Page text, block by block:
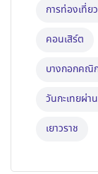
การท่องเที่ย
คอนเสิร์ต
บางกอกคณิ
วันกะเทยผ่า
เยาวราช